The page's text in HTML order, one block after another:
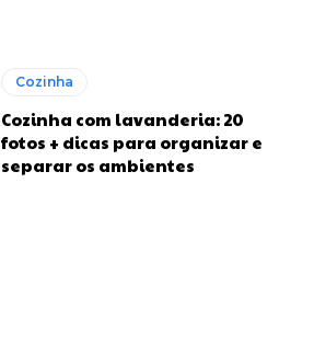
Cozinha
Cozinha com lavanderia: 20
fotos + dicas para organizar e
separar os ambientes